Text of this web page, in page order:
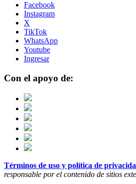
Facebook
Instagram
X
TikTok
WhatsApp
Youtube
Ingresar
Con el apoyo de:
Términos de uso y política de
responsable por el contenido de sitios